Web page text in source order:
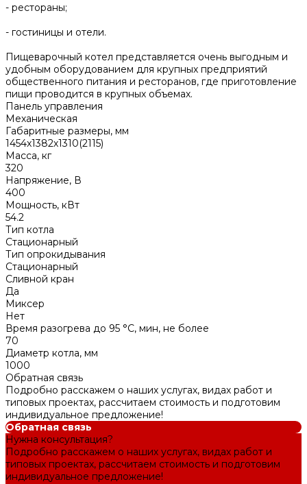
- рестораны;
- гостиницы и отели.
Пищеварочный котел представляется очень выгодным и
удобным оборудованием для крупных предприятий
общественного питания и ресторанов, где приготовление
пищи проводится в крупных объемах.
Панель управления
Механическая
Габаритные размеры, мм
1454x1382х1310(2115)
Масса, кг
320
Напряжение, В
400
Мощность, кВт
54.2
Тип котла
Стационарный
Тип опрокидывания
Стационарный
Сливной кран
Да
Миксер
Нет
Время разогрева до 95 °C, мин, не более
70
Диаметр котла, мм
1000
Обратная связь
Подробно расскажем о наших услугах, видах работ и
типовых проектах, рассчитаем стоимость и подготовим
индивидуальное предложение!
Обратная связь
Нужна консультация?
Подробно расскажем о наших услугах, видах работ и
типовых проектах, рассчитаем стоимость и подготовим
индивидуальное предложение!